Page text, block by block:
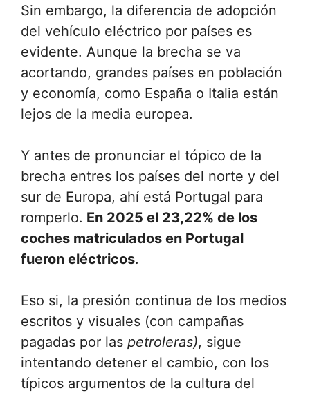
Sin embargo, la diferencia de adopción
del vehículo eléctrico por países es
evidente. Aunque la brecha se va
acortando, grandes países en población
y economía, como España o Italia están
lejos de la media europea.
Y antes de pronunciar el tópico de la
brecha entres los países del norte y del
sur de Europa, ahí está Portugal para
romperlo. En 2025 el 23,22% de los
coches matriculados en Portugal
fueron eléctricos.
Eso si, la presión continua de los medios
escritos y visuales (con campañas
pagadas por las petroleras), sigue
intentando detener el cambio, con los
típicos argumentos de la cultura del